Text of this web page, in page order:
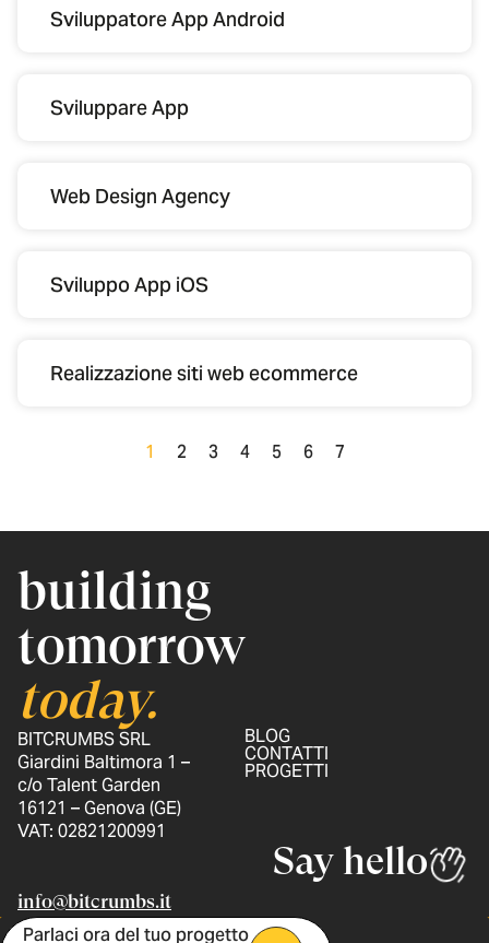
Sviluppatore App Android
Sviluppare App
Web Design Agency
Sviluppo App iOS
Realizzazione siti web ecommerce
1 2 3 4 5 6 7
building
tomorrow
today.
BITCRUMBS SRL
Giardini Baltimora 1 –
c/o Talent Garden
16121 – Genova (GE)
VAT: 02821200991
BLOG
CONTATTI
PROGETTI
Say hello
info@bitcrumbs.it
Parlaci ora del tuo progetto